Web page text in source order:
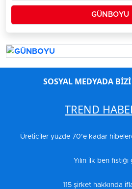
GÜNBOYU
SOSYAL MEDYADA
TREND
Üreticiler yüzde 70’e kadar
Yılın ilk ben
115 şirket hakkında